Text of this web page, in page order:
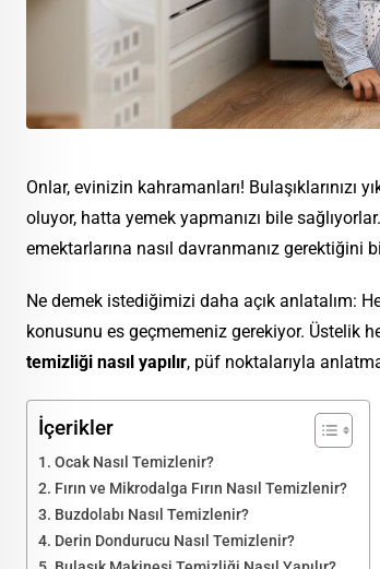
Onlar, evinizin kahramanları! Bulaşıklarınızı
oluyor, hatta yemek yapmanızı bile
emektarlarına nasıl davranmanız gerektiğini
Ne demek istediğimizi daha açık anlatalım:
konusunu es geçmemeniz gerekiyor. Üstelik
temizliği nasıl yapılır, püf noktalarıyla
İçerikler
Ocak Nasıl Temizlenir?
Fırın ve Mikrodalga Fırın Nasıl Temizlenir?
Buzdolabı Nasıl Temizlenir?
Derin Dondurucu Nasıl Temizlenir?